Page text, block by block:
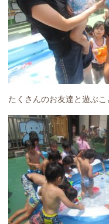
たくさんのお友達と遊ぶ